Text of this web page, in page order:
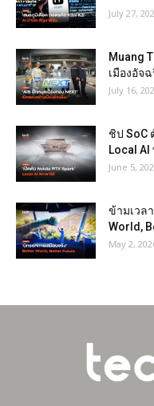
July 27,
Muang
เมืองอัจ
July 16,
ชิป SoC
Local AI
June 5,
ข้ามเวล
World,
May 2,